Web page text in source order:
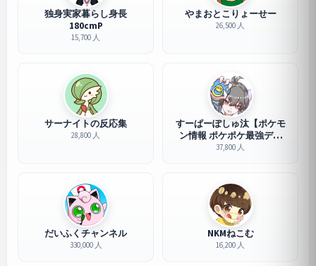
独身実家暮らし身長
180cmP
15,700 人
やまおとこりょーせー
26,500 人
サーナイトの反応集
28,800 人
すーぱーぽしゅ汰【ポケモ
ン情報 ポケポケ最強デッ
キ】
37,800 人
だいふくチャンネル
330,000 人
NKMねこむ
16,200 人